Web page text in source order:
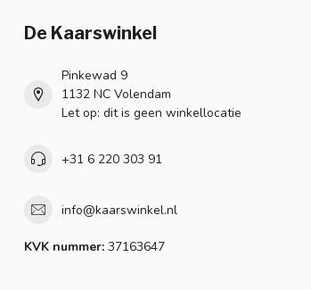
De Kaarswinkel
Pinkewad 9
1132 NC Volendam
Let op: dit is geen winkellocatie
+31 6 220 303 91
info@kaarswinkel.nl
KVK nummer: 37163647